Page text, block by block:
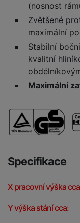
(nosnost
Zvětšené
maximální
Stabilní
kvalitní
Maximální
Specifikace
X pracovní výška
Y výška stání cca: